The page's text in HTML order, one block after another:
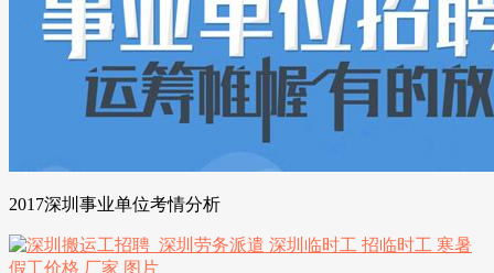
2017深圳事业单位考情分析